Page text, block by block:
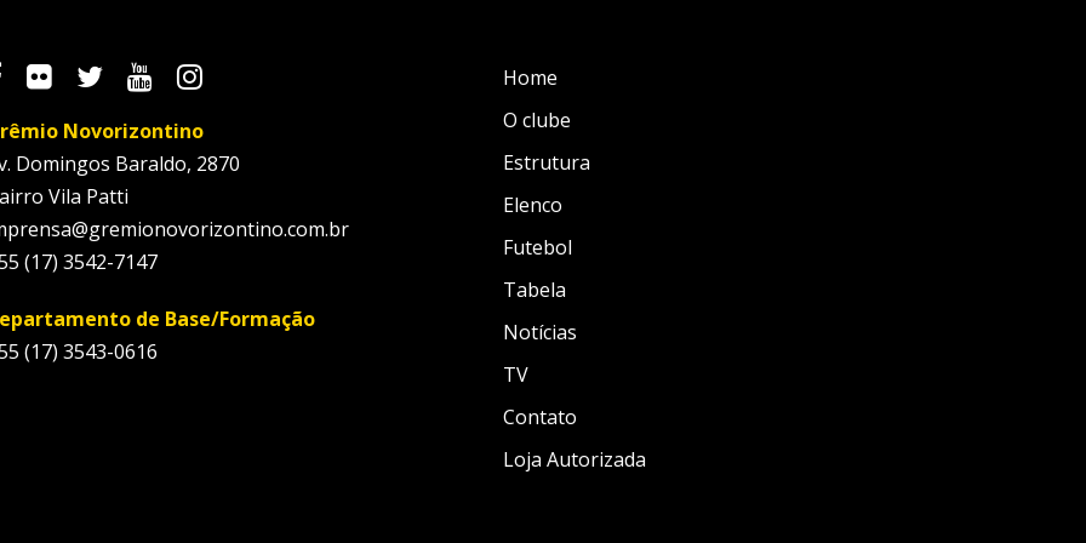
Novorizontino
Domingos Baraldo, 2870
Vila Patti
(17) 3542-7147
de Base/Formação
(17) 3543-0616
Home
O clube
Estrutura
Elenco
Futebol
Tabela
Notícias
TV
Contato
Loja Autorizada